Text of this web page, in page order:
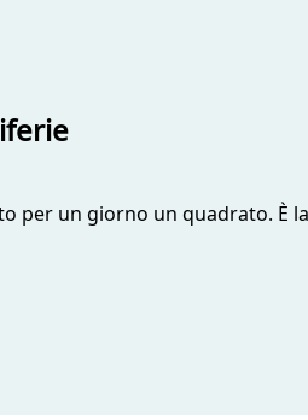
per un giorno un quadrato.